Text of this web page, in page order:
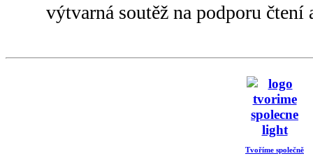
výtvarná soutěž na podporu
Tvoříme společně